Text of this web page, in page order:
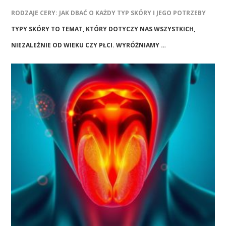
RODZAJE CERY: JAK DBAĆ O KAŻDY TYP SKÓRY I JEGO POTRZEBY
TYPY SKÓRY TO TEMAT, KTÓRY DOTYCZY NAS WSZYSTKICH,
NIEZALEŻNIE OD WIEKU CZY PŁCI. WYRÓŻNIAMY …